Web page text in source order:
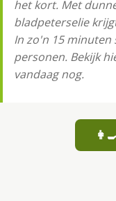
het kort. Met
bladpeterselie
In zo'n 15 minuten
personen. Bekijk
vandaag nog.